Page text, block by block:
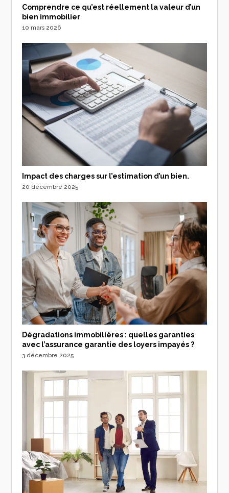
Comprendre ce qu’est réellement la valeur d’un
bien immobilier
10 mars 2026
Impact des charges sur l’estimation d’un bien.
20 décembre 2025
Dégradations immobilières : quelles garanties
avec l’assurance garantie des loyers impayés ?
3 décembre 2025